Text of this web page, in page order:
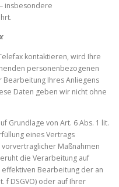
insbesondere
kontaktieren, wird Ihre
personenbezogenen
Bearbeitung Ihres Anliegens
Daten geben wir nicht ohne
Grundlage von Art. 6 Abs. 1 lit.
eines Vertrags
Maßnahmen
die Verarbeitung auf
Bearbeitung der an
f DSGVO) oder auf Ihrer